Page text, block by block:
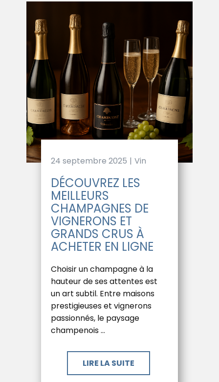
24 septembre 2025 Vin
DÉCOUVREZ LES
MEILLEURS
CHAMPAGNES DE
VIGNERONS ET
GRANDS CRUS À
ACHETER EN LIGNE
Choisir un champagne à la
hauteur de ses attentes est
un art subtil. Entre maisons
prestigieuses et vignerons
passionnés, le paysage
champenois …
LIRE LA SUITE